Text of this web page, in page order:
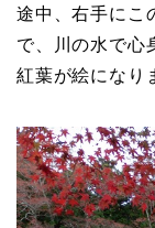
途中、右手にこ
で、川の水で心
紅葉が絵になり